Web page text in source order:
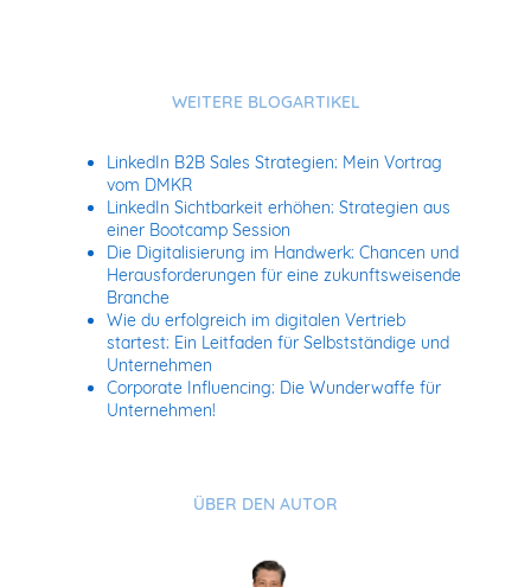
WEITERE BLOGARTIKEL
LinkedIn B2B Sales Strategien: Mein Vortrag
vom DMKR
LinkedIn Sichtbarkeit erhöhen: Strategien aus
einer Bootcamp Session
Die Digitalisierung im Handwerk: Chancen und
Herausforderungen für eine zukunftsweisende
Branche
Wie du erfolgreich im digitalen Vertrieb
startest: Ein Leitfaden für Selbstständige und
Unternehmen
Corporate Influencing: Die Wunderwaffe für
Unternehmen!
ÜBER DEN AUTOR